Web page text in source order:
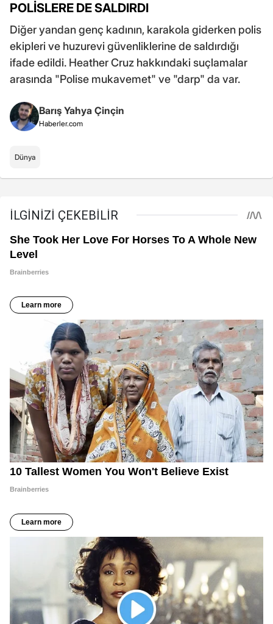
POLİSLERE DE SALDIRDI
Diğer yandan genç kadının, karakola giderken polis
ekipleri ve huzurevi güvenliklerine de saldırdığı
ifade edildi. Heather Cruz hakkındaki suçlamalar
arasında "Polise mukavemet" ve "darp" da var.
Barış Yahya Çinçin
Haberler.com
Dünya